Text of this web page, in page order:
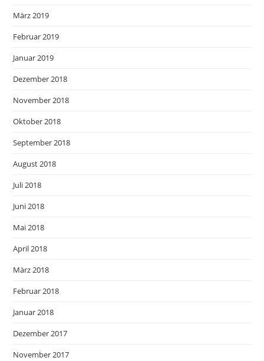
März 2019
Februar 2019
Januar 2019
Dezember 2018
November 2018
Oktober 2018
September 2018
August 2018
Juli 2018
Juni 2018
Mai 2018
April 2018
März 2018
Februar 2018
Januar 2018
Dezember 2017
November 2017